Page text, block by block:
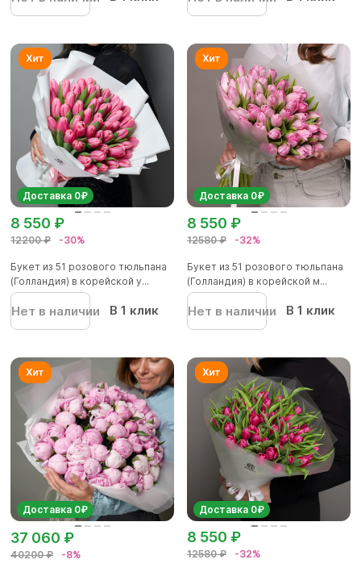
Доставка 0₽
12200 ₽ -30%
8 550 ₽
Букет из 51 розового тюльпана
(Голландия) в корейской у...
Нет в наличии В 1 клик
Доставка 0₽
12580 ₽ -32%
8 550 ₽
Букет из 51 розового тюльпана
(Голландия) в корейской м...
Нет в наличии В 1 клик
Доставка 0₽
40200 ₽ -8%
37 060 ₽
Доставка 0₽
12580 ₽ -32%
8 550 ₽